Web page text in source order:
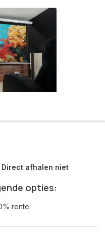
afhalen niet
opties:
rente